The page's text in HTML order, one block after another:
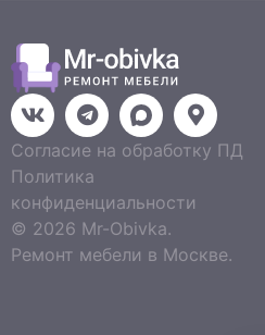
Согласие на обработку ПД
Политика
конфиденциальности
© 2026 Mr-Obivka.
Ремонт мебели в Москве.